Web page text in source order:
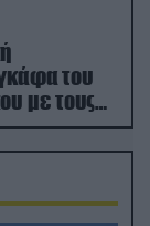
του
με τους